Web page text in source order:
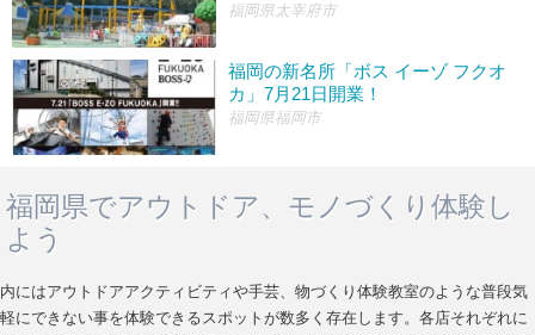
福岡県太宰府市
福岡の新名所「ボス イーゾ フクオ
カ」7月21日開業！
福岡県福岡市
福岡県でアウトドア、モノづくり体験し
よう
内にはアウトドアアクティビティや手芸、物づくり体験教室のような普段気
軽にできない事を体験できるスポットが数多く存在します。各店それぞれに